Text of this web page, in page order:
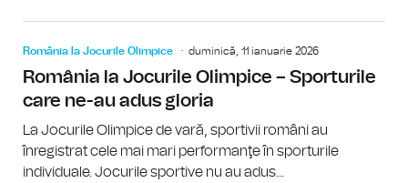
România la Jocurile Olimpice duminică, 11 ianuarie 2026
România la Jocurile Olimpice – Sporturile
care ne-au adus gloria
La Jocurile Olimpice de vară, sportivii români au
înregistrat cele mai mari performanţe în sporturile
individuale. Jocurile sportive nu au adus...